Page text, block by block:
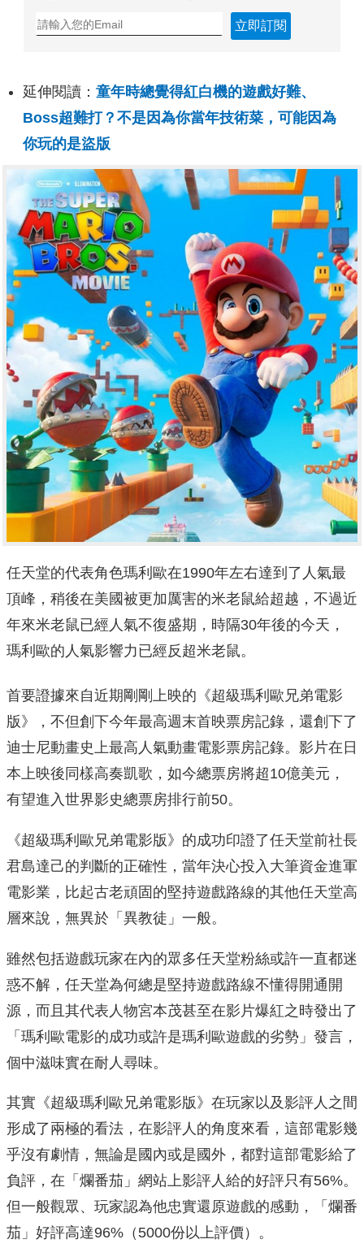
立即訂閱
延伸閱讀： 童年時總覺得紅白機的遊戲好難、
Boss超難打？不是因為你當年技術菜，可能因為
你玩的是盜版
任天堂的代表角色瑪利歐在1990年左右達到了人氣最
頂峰，稍後在美國被更加厲害的米老鼠給超越，不過近
年來米老鼠已經人氣不復盛期，時隔30年後的今天，
瑪利歐的人氣影響力已經反超米老鼠。
首要證據來自近期剛剛上映的《超級瑪利歐兄弟電影
版》，不但創下今年最高週末首映票房記錄，還創下了
迪士尼動畫史上最高人氣動畫電影票房記錄。影片在日
本上映後同樣高奏凱歌，如今總票房將超10億美元，
有望進入世界影史總票房排行前50。
《超級瑪利歐兄弟電影版》的成功印證了任天堂前社長
君島達己的判斷的正確性，當年決心投入大筆資金進軍
電影業，比起古老頑固的堅持遊戲路線的其他任天堂高
層來說，無異於「異教徒」一般。
雖然包括遊戲玩家在內的眾多任天堂粉絲或許一直都迷
惑不解，任天堂為何總是堅持遊戲路線不懂得開通開
源，而且其代表人物宮本茂甚至在影片爆紅之時發出了
「瑪利歐電影的成功或許是瑪利歐遊戲的劣勢」發言，
個中滋味實在耐人尋味。
其實《超級瑪利歐兄弟電影版》在玩家以及影評人之間
形成了兩極的看法，在影評人的角度來看，這部電影幾
乎沒有劇情，無論是國內或是國外，都對這部電影給了
負評，在「爛番茄」網站上影評人給的好評只有56%。
但一般觀眾、玩家認為他忠實還原遊戲的感動，「爛番
茄」好評高達96%（5000份以上評價）。